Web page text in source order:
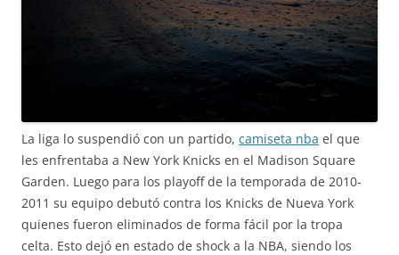
La liga lo suspendió con un partido, camiseta nba el que
les enfrentaba a New York Knicks en el Madison Square
Garden. Luego para los playoff de la temporada de 2010-
2011 su equipo debutó contra los Knicks de Nueva York
quienes fueron eliminados de forma fácil por la tropa
celta. Esto dejó en estado de shock a la NBA, siendo los